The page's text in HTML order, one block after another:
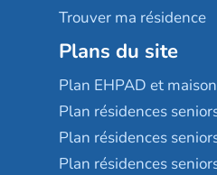
Trouver ma résidence
Plans du site
Plan EHPAD et
Plan résidences
Plan résidences
Plan résidences